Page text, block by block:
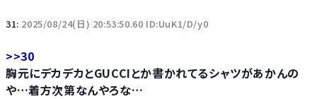
31: 2025/08/24(日) 20:53:50.60 ID:UuK1/D/y0
>>30
胸元にデカデカとGUCCIとか書かれてるシャツがあかんの
や…着方次第なんやろな…